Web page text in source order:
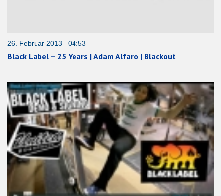
26. Februar 2013 04:53
Black Label – 25 Years | Adam Alfaro | Blackout